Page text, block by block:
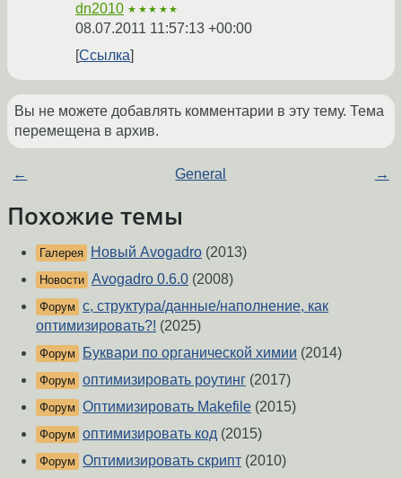
dn2010 ★★★★★
08.07.2011 11:57:13 +00:00
Ссылка
Вы не можете добавлять комментарии в эту тему. Тема
перемещена в архив.
← General →
Похожие темы
Галерея Новый Avogadro (2013)
Новости Avogadro 0.6.0 (2008)
Форум с, структура/данные/наполнение, как
оптимизировать?! (2025)
Форум Буквари по органической химии (2014)
Форум оптимизировать роутинг (2017)
Форум Оптимизировать Makefile (2015)
Форум оптимизировать код (2015)
Форум Оптимизировать скрипт (2010)